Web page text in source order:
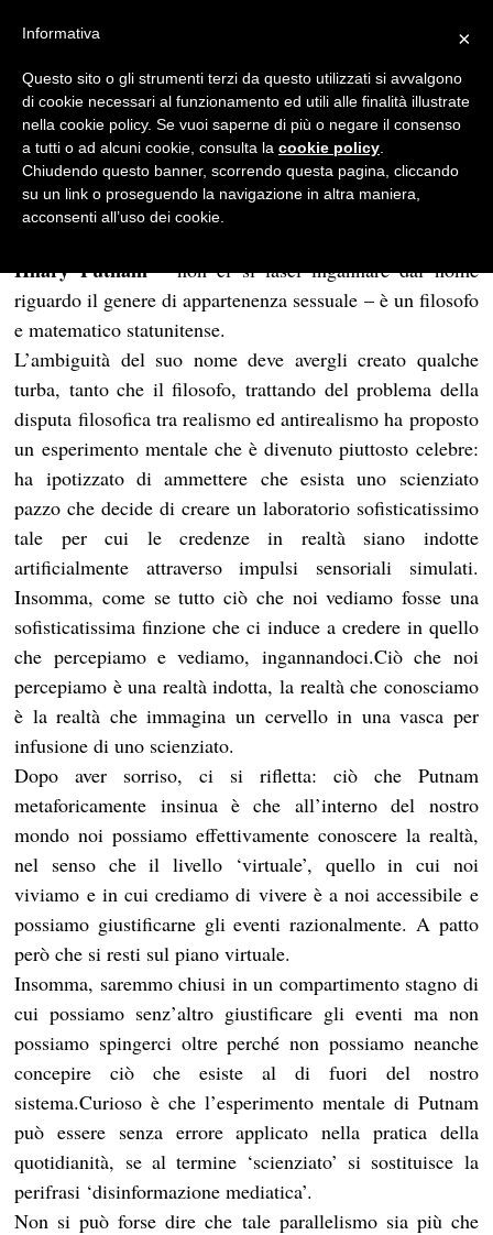
Filosofia
I cervelli in una vasca
REDAZIONE
02/03/2013 4 MINUTI DI LETTURA
Hilary Putnam– non ci si lasci ingannare dal nome
riguardo il genere di appartenenza sessuale – è un filosofo
e matematico statunitense.
L’ambiguità del suo nome deve avergli creato qualche
turba, tanto che il filosofo, trattando del problema della
disputa filosofica tra realismo ed antirealismo ha proposto
un esperimento mentale che è divenuto piuttosto celebre:
ha ipotizzato di ammettere che esista uno scienziato
pazzo che decide di creare un laboratorio sofisticatissimo
tale per cui le credenze in realtà siano indotte
artificialmente attraverso impulsi sensoriali simulati.
Insomma, come se tutto ciò che noi vediamo fosse una
sofisticatissima finzione che ci induce a credere in quello
che percepiamo e vediamo, ingannandoci.Ciò che noi
percepiamo è una realtà indotta, la realtà che conosciamo
è la realtà che immagina un cervello in una vasca per
infusione di uno scienziato.
Dopo aver sorriso, ci si rifletta: ciò che Putnam
metaforicamente insinua è che all’interno del nostro
mondo noi possiamo effettivamente conoscere la realtà,
nel senso che il livello ‘virtuale’, quello in cui noi
viviamo e in cui crediamo di vivere è a noi accessibile e
possiamo giustificarne gli eventi razionalmente. A patto
però che si resti sul piano virtuale.
Insomma, saremmo chiusi in un compartimento stagno di
cui possiamo senz’altro giustificare gli eventi ma non
possiamo spingerci oltre perché non possiamo neanche
concepire ciò che esiste al di fuori del nostro
sistema.Curioso è che l’esperimento mentale di Putnam
può essere senza errore applicato nella pratica della
quotidianità, se al termine ‘scienziato’ si sostituisce la
perifrasi ‘disinformazione mediatica’.
Non si può forse dire che tale parallelismo sia più che
×
Informativa
Questo sito o gli strumenti terzi da questo utilizzati si avvalgono
di cookie necessari al funzionamento ed utili alle finalità illustrate
nella cookie policy. Se vuoi saperne di più o negare il consenso
a tutti o ad alcuni cookie, consulta la cookie policy
Chiudendo questo banner, scorrendo questa pagina, cliccando
su un link o proseguendo la navigazione in altra maniera,
acconsenti all’uso dei cookie.